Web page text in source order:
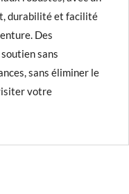
durabilité et facilité
Des
sans
sans éliminer le
votre